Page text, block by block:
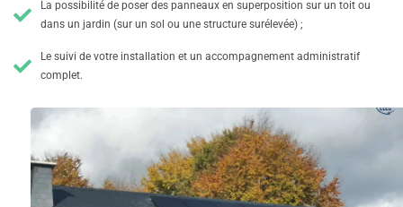
La possibilité de poser des panneaux en superposition sur un toit ou
dans un jardin (sur un sol ou une structure surélevée) ;
Le suivi de votre installation et un accompagnement administratif
complet.